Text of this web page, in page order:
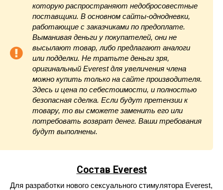
которую распространяют недобросовестные
поставщики. В основном сайты-однодневки,
работающие с заказчиками по предоплате.
Выманивая деньги у покупателей, они не
высылают товар, либо предлагают аналоги
или подделки. Не тратьте деньги зря,
оригинальный Everest для увеличения члена
можно купить только на сайте производителя.
Здесь и цена по себестоимости, и полностью
безопасная сделка. Если будут претензии к
товару, то вы сможете заменить его или
потребовать возврат денег. Ваши требования
будут выполнены.
Состав Everest
Для разработки нового сексуального стимулятора Everest,